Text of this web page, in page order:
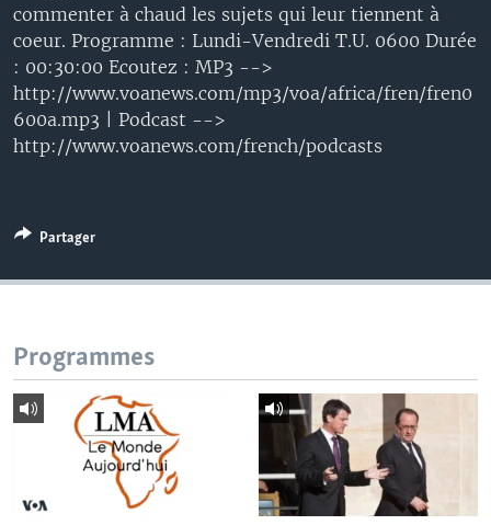
commenter à chaud les sujets qui leur tiennent à
coeur. Programme : Lundi-Vendredi T.U. 0600 Durée
: 00:30:00 Ecoutez : MP3 -->
http://www.voanews.com/mp3/voa/africa/fren/fren0
600a.mp3 | Podcast -->
http://www.voanews.com/french/podcasts
Partager
Programmes